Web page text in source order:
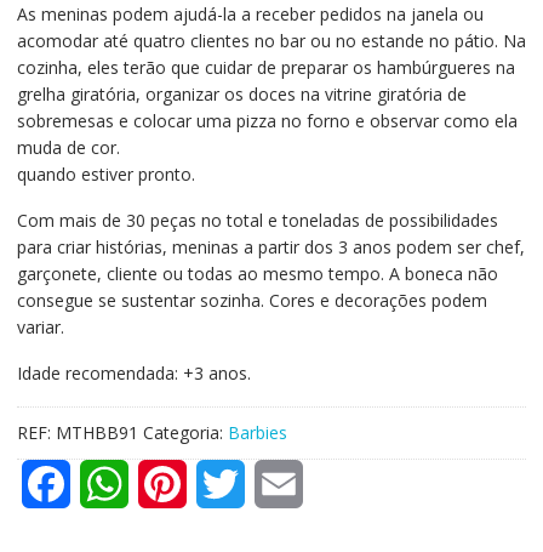
As meninas podem ajudá-la a receber pedidos na janela ou
acomodar até quatro clientes no bar ou no estande no pátio. Na
cozinha, eles terão que cuidar de preparar os hambúrgueres na
grelha giratória, organizar os doces na vitrine giratória de
sobremesas e colocar uma pizza no forno e observar como ela
muda de cor.
quando estiver pronto.
Com mais de 30 peças no total e toneladas de possibilidades
para criar histórias, meninas a partir dos 3 anos podem ser chef,
garçonete, cliente ou todas ao mesmo tempo. A boneca não
consegue se sustentar sozinha. Cores e decorações podem
variar.
Idade recomendada: +3 anos.
REF: MTHBB91 Categoria: Barbies
W